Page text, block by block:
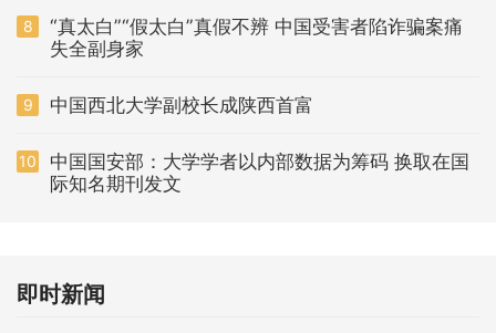
8
“真太白”“假太白”真假不辨 中国受害者陷诈骗案痛
失全副身家
9 中国西北大学副校长成陕西首富
10
中国国安部：大学学者以内部数据为筹码 换取在国
际知名期刊发文
即时新闻